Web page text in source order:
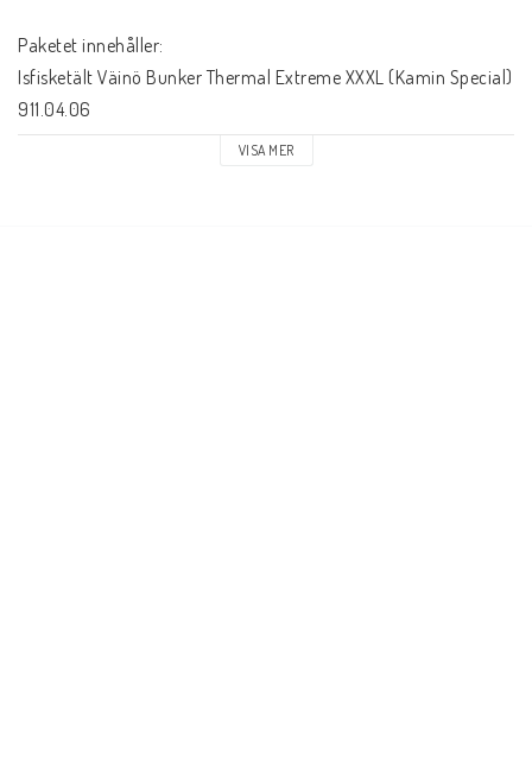
Paketet innehåller:
Isfisketält Väinö Bunker Thermal Extreme XXXL (Kamin Special)
911.04.06
Kamin Winnerwell Nomad MVISA MER